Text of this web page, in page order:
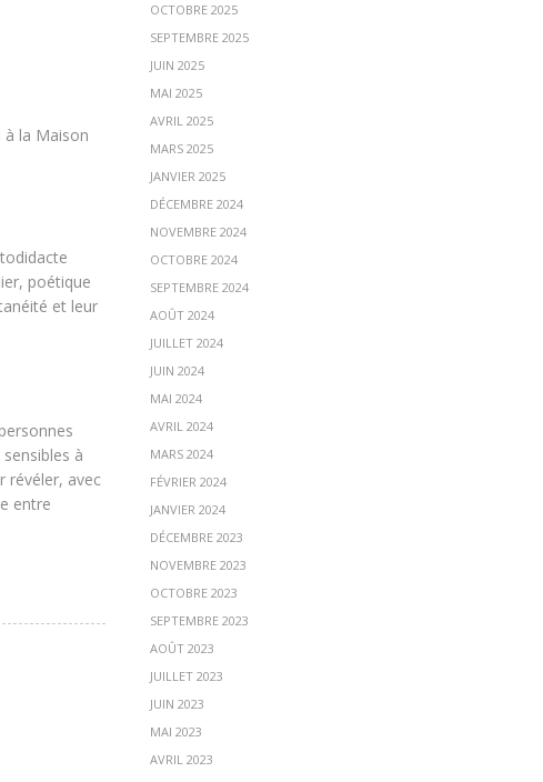
la Maison
poétique
et leur
à
révéler, avec
entre
OCTOBRE 2025
SEPTEMBRE 2025
JUIN 2025
MAI 2025
AVRIL 2025
MARS 2025
JANVIER 2025
DÉCEMBRE 2024
NOVEMBRE 2024
OCTOBRE 2024
SEPTEMBRE 2024
AOÛT 2024
JUILLET 2024
JUIN 2024
MAI 2024
AVRIL 2024
MARS 2024
FÉVRIER 2024
JANVIER 2024
DÉCEMBRE 2023
NOVEMBRE 2023
OCTOBRE 2023
SEPTEMBRE 2023
AOÛT 2023
JUILLET 2023
JUIN 2023
MAI 2023
AVRIL 2023